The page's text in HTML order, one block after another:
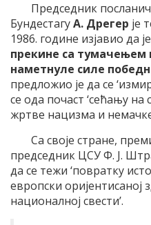
Председник
БундестагуА. Дрегер је
1986. године изјавио да је
прекине са тумачењем
наметнуле силе
предложио је да се
се ода почаст ‘сећању на
жртве нацизма и
Са своје стране,
председник ЦСУ Ф. Ј.
да се тежи ‘повратку
европски оријентисаној
националној свести’.